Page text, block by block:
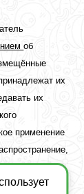
об
их
их
применение